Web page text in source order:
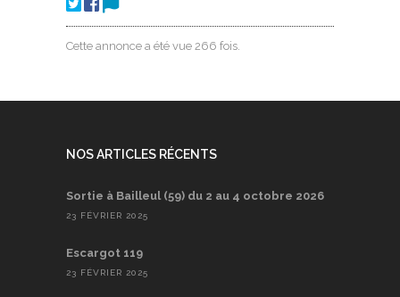
Cette annonce a été vue 266 fois.
NOS ARTICLES RÉCENTS
Sortie à Bailleul (59) du 2 au 4 octobre 2026
23 FÉVRIER 2025
Escargot 119
23 FÉVRIER 2025